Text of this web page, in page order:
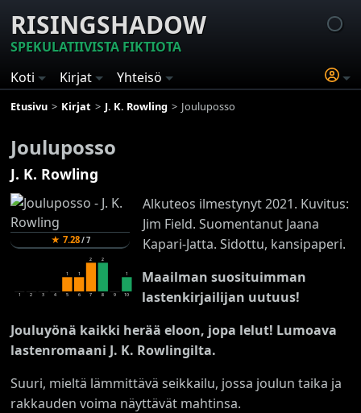
RISINGSHADOW
SPEKULATIIVISTA FIKTIOTA
Koti
Kirjat Yhteisö
Etusivu Kirjat J. K. Rowling Jouluposso
Jouluposso
J. K. Rowling
★ 7.28/7
1 2 3 4
1
5
1
6
2
7
2
8 9
1
10
Alkuteos ilmestynyt 2021. Kuvitus:
Jim Field. Suomentanut Jaana
Kapari-Jatta. Sidottu, kansipaperi.
Maailman suosituimman
lastenkirjailijan uutuus!
Jouluyönä kaikki herää eloon, jopa lelut! Lumoava
lastenromaani J. K. Rowlingilta.
Suuri, mieltä lämmittävä seikkailu, jossa joulun taika ja
rakkauden voima näyttävät mahtinsa.